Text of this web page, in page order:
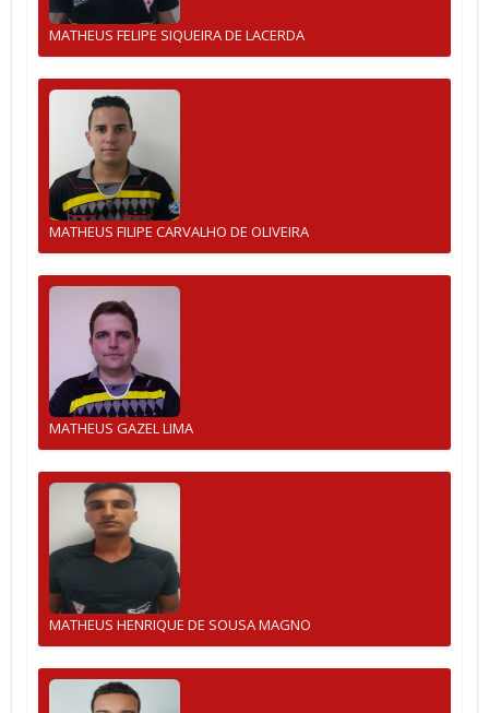
MATHEUS FELIPE SIQUEIRA DE LACERDA
MATHEUS FILIPE CARVALHO DE OLIVEIRA
MATHEUS GAZEL LIMA
MATHEUS HENRIQUE DE SOUSA MAGNO